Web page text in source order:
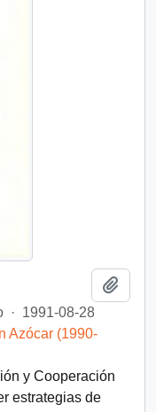
· 1991-08-28
Azócar (1990-
y Cooperación
estrategias de